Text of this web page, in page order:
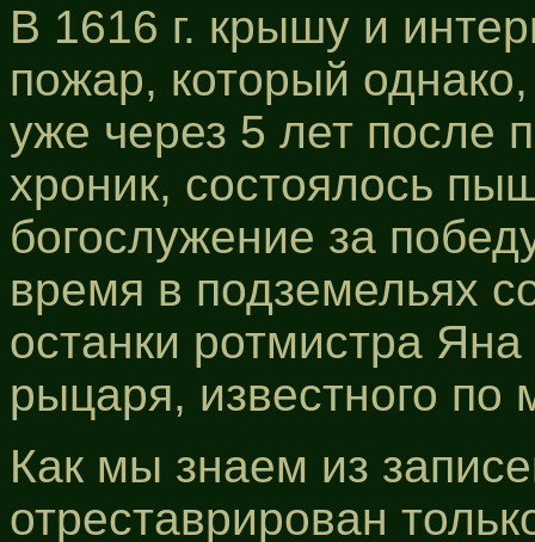
В 1616 г. крышу и
пожар, который
уже через 5 лет после
хроник, состоялось
богослужение за
время в подземельях
останки ротмистра Яна
рыцаря, известного по
Как мы знаем из
отреставрирован